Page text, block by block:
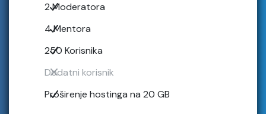
2 Moderatora
4 Mentora
250 Korisnika
Dodatni korisnik
Proširenje hostinga na 20 GB